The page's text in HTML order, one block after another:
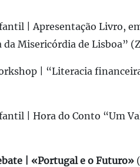
| Apresentação Livro,
da Misericórdia de Lisboa”
| “Literacia
| Hora do Conto “Um
| «Portugal e o Futuro»